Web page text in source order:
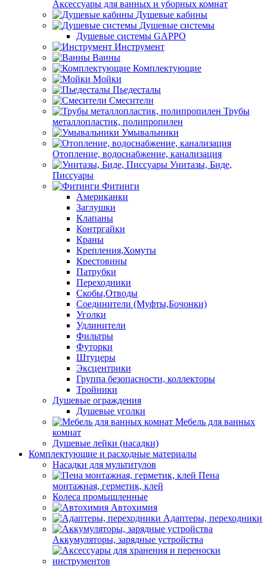
Аксессуары для ванных и уборных комнат
Душевые кабины
Душевые системы
Душевые системы GAPPO
Инструмент
Ванны
Комплектующие
Мойки
Пьедесталы
Смесители
Трубы
металлопластик, полипропилен
Умывальники
Отопление, водоснабжение, канализация
Унитазы, Биде,
Писсуары
Фитинги
Американки
Заглушки
Клапаны
Контргайки
Краны
Крепления,Хомуты
Крестовины
Патрубки
Переходники
Скобы,Отводы
Соединители (Муфты,Бочонки)
Уголки
Удлинители
Фильтры
Футорки
Штуцеры
Эксцентрики
Группа безопасности, коллекторы
Тройники
Душевые ограждения
Душевые уголки
Мебель для ванных
комнат
Душевые лейки (насадки)
Комплектующие и расходные материалы
Насадки для мультитулов
Пена
монтажная, герметик, клей
Колеса промышленные
Автохимия
Адаптеры, переходники
Аккумуляторы, зарядные устройства